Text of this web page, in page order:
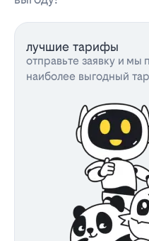
лучшие тарифы
отправьте заявку и мы
наиболее выгодный